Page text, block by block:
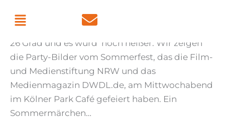
Menu
Byadmin June 18, 2026
26 Grad und es wurd’ noch heißer: Wir zeigen
die Party-Bilder vom Sommerfest, das die Film-
und Medienstiftung NRW und das
Medienmagazin DWDL.de, am Mittwochabend
im Kölner Park Café gefeiert haben. Ein
Sommermärchen…